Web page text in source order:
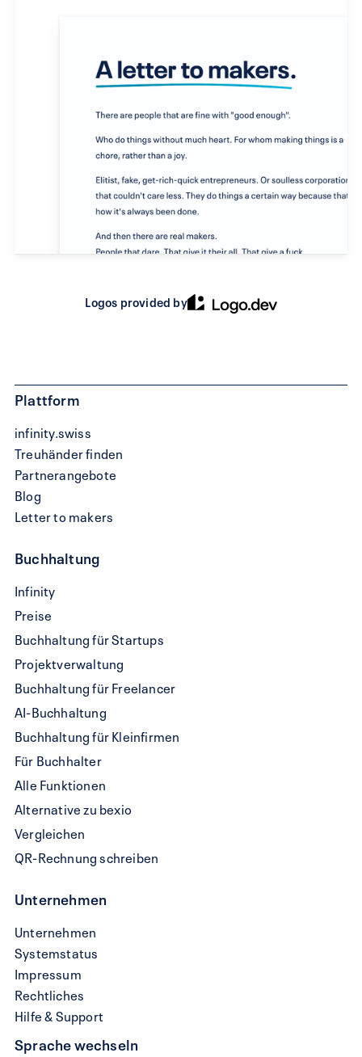
Logos provided by
Plattform
infinity.swiss
Treuhänder finden
Partnerangebote
Blog
Letter to makers
Buchhaltung
Infinity
Preise
Buchhaltung für Startups
Projektverwaltung
Buchhaltung für Freelancer
AI-Buchhaltung
Buchhaltung für Kleinfirmen
QR-
Rechnung
schreiben
Für Buchhalter
Alle Funktionen
Alternative zu bexio
Vergleichen
QR-Rechnung schreiben
Unternehmen
Unternehmen
Systemstatus
Impressum
Rechtliches
Hilfe & Support
Sprache wechseln